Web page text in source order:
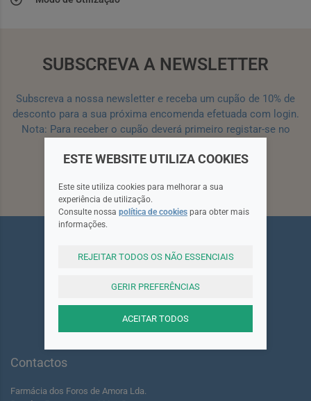
SUBSCREVA A NEWSLETTER
Subscreva a nossa newsletter e receba um cupão de 10% de
desconto para a sua próxima encomenda efetuada com login.
Nota: Para receber o cupão deverá primeiro registar-se no
Subscrever
Siga-nos
Contactos
Farmácia dos Foros de Amora Lda.
ESTE WEBSITE UTILIZA COOKIES
Este site utiliza cookies para melhorar a sua
experiência de utilização.
Consulte nossa política de cookies para obter mais
informações.
REJEITAR TODOS OS NÃO ESSENCIAIS
GERIR PREFERÊNCIAS
ACEITAR TODOS